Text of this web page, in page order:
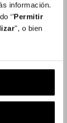
información.
‘’Permitir
", o bien
19,99 €